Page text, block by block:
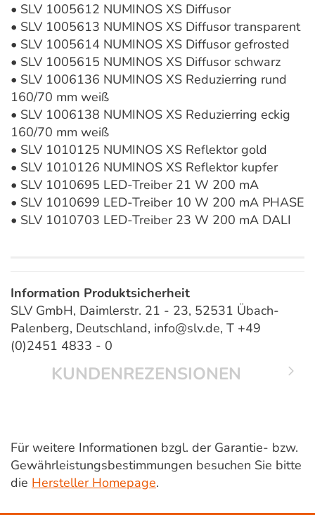
• SLV 1005612 NUMINOS XS Diffusor
• SLV 1005613 NUMINOS XS Diffusor transparent
• SLV 1005614 NUMINOS XS Diffusor gefrosted
• SLV 1005615 NUMINOS XS Diffusor schwarz
• SLV 1006136 NUMINOS XS Reduzierring rund
160/70 mm weiß
• SLV 1006138 NUMINOS XS Reduzierring eckig
160/70 mm weiß
• SLV 1010125 NUMINOS XS Reflektor gold
• SLV 1010126 NUMINOS XS Reflektor kupfer
• SLV 1010695 LED-Treiber 21 W 200 mA
• SLV 1010699 LED-Treiber 10 W 200 mA PHASE
• SLV 1010703 LED-Treiber 23 W 200 mA DALI
Information Produktsicherheit
SLV GmbH, Daimlerstr. 21 - 23, 52531 Übach-
Palenberg, Deutschland, info@slv.de, T +49
(0)2451 4833 - 0
KUNDENREZENSIONEN
Für weitere Informationen bzgl. der Garantie- bzw.
Gewährleistungsbestimmungen besuchen Sie bitte
die Hersteller Homepage.